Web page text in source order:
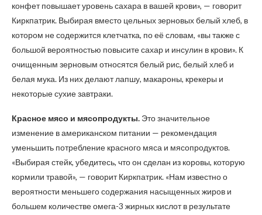
конфет повышает уровень сахара в вашей крови», — говорит
Киркпатрик. Выбирая вместо цельных зерновых белый хлеб, в
котором не содержится клетчатка, по её словам, «вы также с
большой вероятностью повысите сахар и инсулин в крови». К
очищенным зерновым относятся белый рис, белый хлеб и
белая мука. Из них делают лапшу, макароны, крекеры и
некоторые сухие завтраки.
Красное мясо и мясопродукты. Это значительное
изменение в американском питании — рекомендация
уменьшить потребление красного мяса и мясопродуктов.
«Выбирая стейк, убедитесь, что он сделан из коровы, которую
кормили травой», — говорит Киркпатрик. «Нам известно о
вероятности меньшего содержания насыщенных жиров и
большем количестве омега-3 жирных кислот в результате